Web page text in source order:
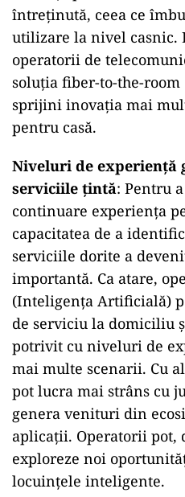
întreținută, ceea ce
utilizare la nivel casnic.
operatorii de
soluția fiber-to-the-room
sprijini inovația mai
pentru casă.
Niveluri de experiență
serviciile țintă: Pentru
continuare experiența
capacitatea de a
serviciile dorite a
importantă. Ca atare,
(Inteligența Artificială)
de serviciu la domiciliu
potrivit cu niveluri de
mai multe scenarii. Cu
pot lucra mai strâns cu
genera venituri din
aplicații. Operatorii pot,
exploreze noi
locuinţele inteligente.